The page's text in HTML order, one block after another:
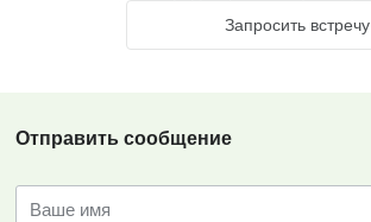
Запросить встречу
Отправить сообщение